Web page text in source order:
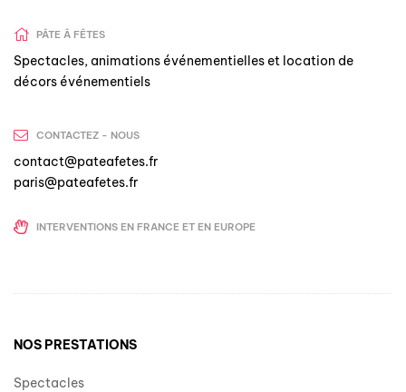
PÂTE Â FÊTES
Spectacles, animations événementielles et location de
décors événementiels
CONTACTEZ - NOUS
contact@pateafetes.fr
paris@pateafetes.fr
INTERVENTIONS EN FRANCE ET EN EUROPE
NOS PRESTATIONS
Spectacles